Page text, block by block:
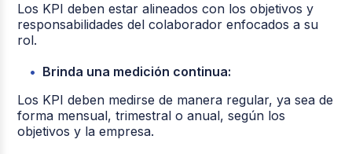
Los KPI deben estar alineados con los objetivos y
responsabilidades del colaborador enfocados a su
rol.
Brinda una medición continua:
Los KPI deben medirse de manera regular, ya sea de
forma mensual, trimestral o anual, según los
objetivos y la empresa.